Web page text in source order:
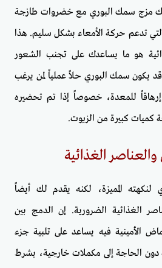
مزج سمك البوري مع خضروات طازجة
التي تدعم حركة الأمعاء بشكل سليم. هذا
هو ما يساعدك على تجنب الشعور
قد يكون سمك البوري حلاً عملياً لمن يرغب
للمعدة، خصوصاً إذا تم تحضيره
كميات كبيرة من الزيوت.
الغذائية
المميزة، لكنه يقدم لك أيضاً
الغذائية الضرورية. إن الدمج بين
الأمينية فيه يساعد على تلبية جزء
دون الحاجة إلى مكملات خارجية، بشرط